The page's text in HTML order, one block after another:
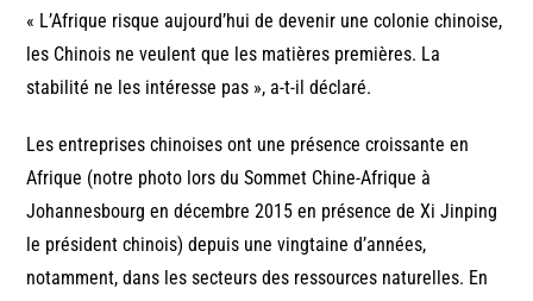
« L’Afrique risque aujourd’hui de devenir une colonie chinoise,
les Chinois ne veulent que les matières premières. La
stabilité ne les intéresse pas », a-t-il déclaré.
Les entreprises chinoises ont une présence croissante en
Afrique (notre photo lors du Sommet Chine-Afrique à
Johannesbourg en décembre 2015 en présence de Xi Jinping
le président chinois) depuis une vingtaine d’années,
notamment, dans les secteurs des ressources naturelles. En